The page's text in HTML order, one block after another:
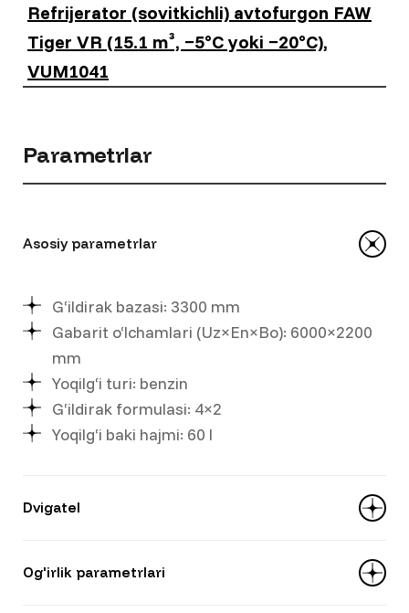
Refrijerator (sovitkichli) avtofurgon FAW
Tiger VR (15.1 m³, −5°C yoki −20°C),
VUM1041
Parametrlar
Asosiy parametrlar
G‘ildirak bazasi: 3300 mm
Gabarit o‘lchamlari (Uz×En×Bo): 6000×2200
mm
Yoqilg‘i turi: benzin
G‘ildirak formulasi: 4×2
Yoqilg‘i baki hajmi: 60 l
Dvigatel
Hajmi: 1 989 ml
Og'irlik parametrlari